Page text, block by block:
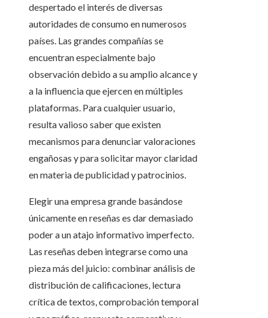
despertado el interés de diversas
autoridades de consumo en numerosos
países. Las grandes compañías se
encuentran especialmente bajo
observación debido a su amplio alcance y
a la influencia que ejercen en múltiples
plataformas. Para cualquier usuario,
resulta valioso saber que existen
mecanismos para denunciar valoraciones
engañosas y para solicitar mayor claridad
en materia de publicidad y patrocinios.
Elegir una empresa grande basándose
únicamente en reseñas es dar demasiado
poder a un atajo informativo imperfecto.
Las reseñas deben integrarse como una
pieza más del juicio: combinar análisis de
distribución de calificaciones, lectura
crítica de textos, comprobación temporal